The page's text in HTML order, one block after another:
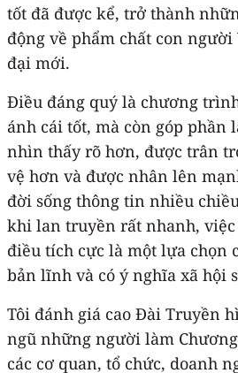
tốt đã được kể, trở thành
động về phẩm chất con
đại mới.
Điều đáng quý là chương
ánh cái tốt, mà còn góp phần
nhìn thấy rõ hơn, được trân
vệ hơn và được nhân lên
đời sống thông tin nhiều
khi lan truyền rất nhanh,
điều tích cực là một lựa chọn
bản lĩnh và có ý nghĩa xã hội
Tôi đánh giá cao Đài Truyền
ngũ những người làm
các cơ quan, tổ chức, doanh